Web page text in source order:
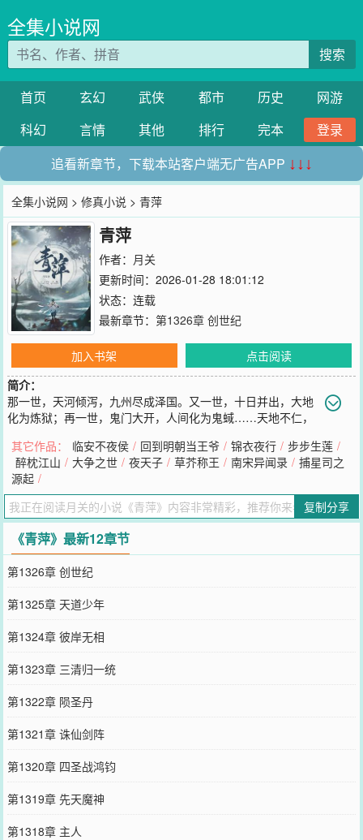
全集小说网
搜索
首页 玄幻 武侠 都市 历史
网游
科幻
言情 其他 排行 完本
登录
追看新章节，下载本站客户端无广告APP ↓↓↓
全集小说网 >修真小说 > 青萍
青萍
作者： 月关
更新时间：2026-01-28 18:01:12
状态：连载
最新章节： 第1326章 创世纪
加入书架
点击阅读
简介：
那一世，天河倾泻，九州尽成泽国。又一世，十日并出，大地
化为炼狱；再一世，鬼门大开，人间化为鬼蜮……天地不仁，
一剑，风生于此，起于青萍。
您要是觉得《青萍》还不错的话请不要忘记向您QQ群和微博微信里的
朋友推荐哦！
其它作品： 临安不夜侯 / 回到明朝当王爷 / 锦衣夜行 / 步步生莲 /
醉枕江山 / 大争之世 / 夜天子 / 草芥称王 / 南宋异闻录 / 捕星司之
源起 /
复制分享
《青萍》最新12章节
第1326章 创世纪
第1325章 天道少年
第1324章 彼岸无相
第1323章 三清归一统
第1322章 陨圣丹
第1321章 诛仙剑阵
第1320章 四圣战鸿钧
第1319章 先天魔神
第1318章 主人